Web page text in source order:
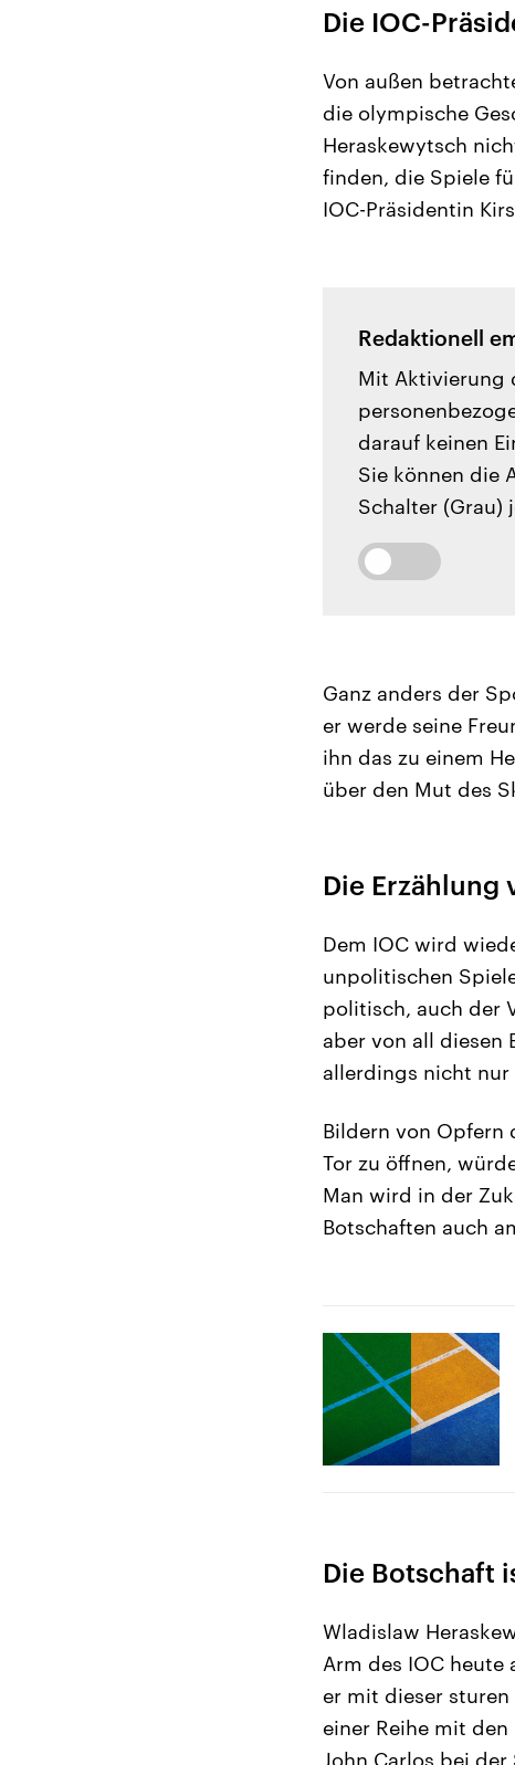
Die IOC-
Von außen
die olympische
Heraskewytsch
finden, die Spiele
IOC-Präsidentin
Redaktionell
Mit Aktivierung
darauf keinen
Sie können die
Schalter (Grau)
Ganz anders der
er werde seine
ihn das zu einem
über den Mut des
Die
Dem IOC wird
unpolitischen
politisch, auch der
aber von all diesen
allerdings nicht nur
Bildern von Opfern
Tor zu öffnen,
Man wird in der
Botschaften auch
Die Botschaft
Wladislaw
Arm des IOC
er mit dieser
einer Reihe mit
John Carlos bei